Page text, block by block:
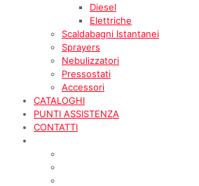
Diesel
Elettriche
Scaldabagni Istantanei
Sprayers
Nebulizzatori
Pressostati
Accessori
CATALOGHI
PUNTI ASSISTENZA
CONTATTI